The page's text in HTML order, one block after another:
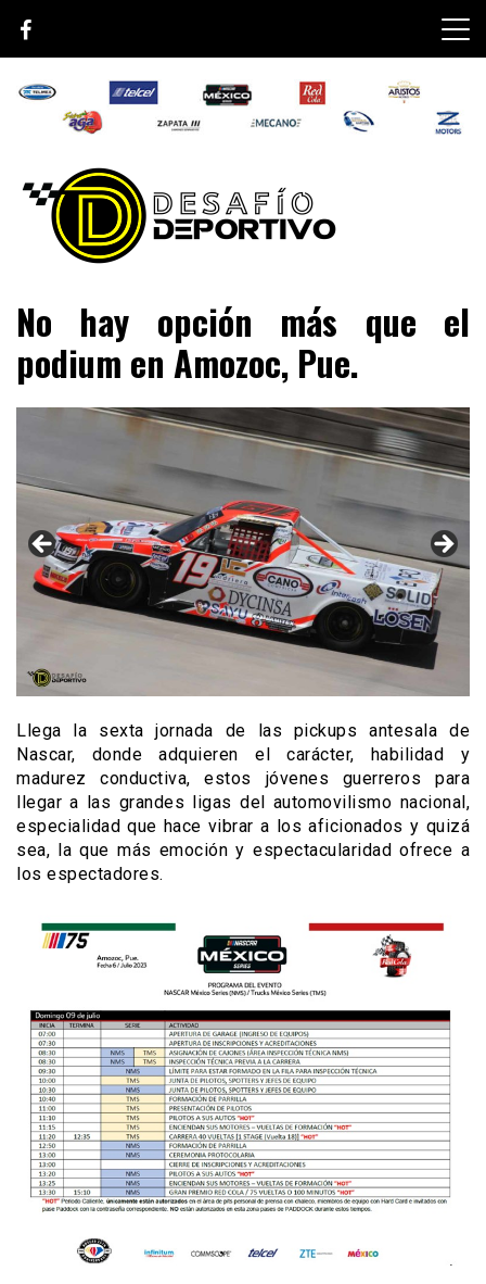
content
Desafío Deportivo
No hay opción más que el
podium en Amozoc, Pue.
Llega la sexta jornada de las pickups antesala de
Nascar, donde adquieren el carácter, habilidad y
madurez conductiva, estos jóvenes guerreros para
llegar a las grandes ligas del automovilismo nacional,
especialidad que hace vibrar a los aficionados y quizá
sea, la que más emoción y espectacularidad ofrece a
los espectadores.